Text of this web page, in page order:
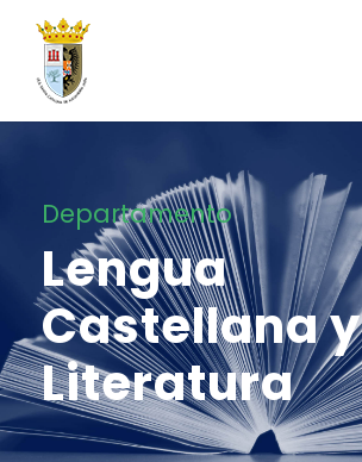
Departamento
Lengua
Castellana y
Literatura